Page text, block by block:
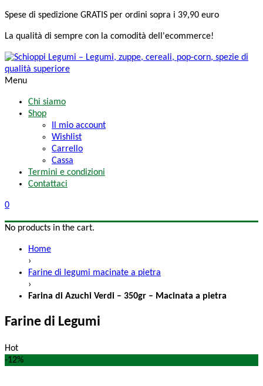
Spese di spedizione GRATIS per ordini sopra i 39,90 euro
La qualità di sempre con la comodità dell'ecommerce!
Menu
Chi siamo
Shop
Il mio account
Wishlist
Carrello
Cassa
Termini e condizioni
Contattaci
0
No products in the cart.
Home
›
Farine di legumi macinate a pietra
›
Farina di Azuchi Verdi – 350gr – Macinata a pietra
Farine di Legumi
Hot
-12%